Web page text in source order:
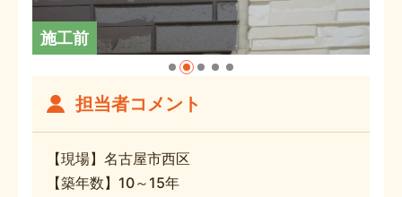
施工前
担当者コメント
【現場】名古屋市西区
【築年数】10～15年